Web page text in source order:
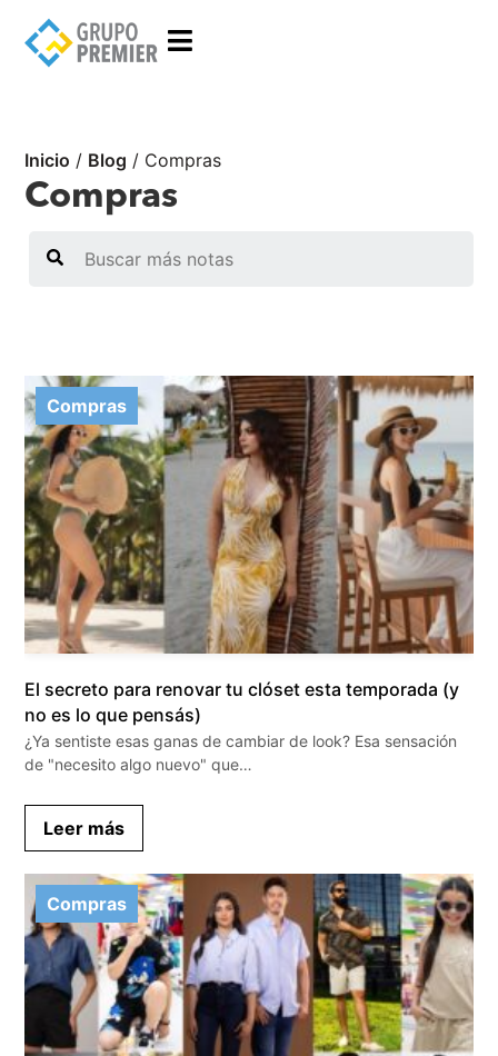
Inicio / Blog / Compras
Compras
Compras
El secreto para renovar tu clóset esta temporada (y
no es lo que pensás)
¿Ya sentiste esas ganas de cambiar de look? Esa sensación
de "necesito algo nuevo" que…
Leer más
Compras